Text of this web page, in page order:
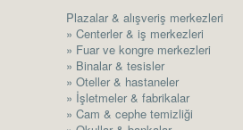
Plazalar & alışveriş merkezleri
» Centerler & iş merkezleri
» Fuar ve kongre merkezleri
» Binalar & tesisler
» Oteller & hastaneler
» İşletmeler & fabrikalar
» Cam & cephe temizliği